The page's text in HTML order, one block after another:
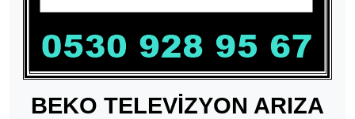
BEKO TELEVİZYON ARIZA